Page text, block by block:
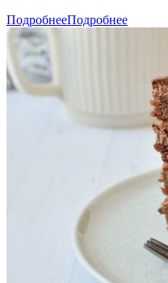
ПодробнееПодробнее